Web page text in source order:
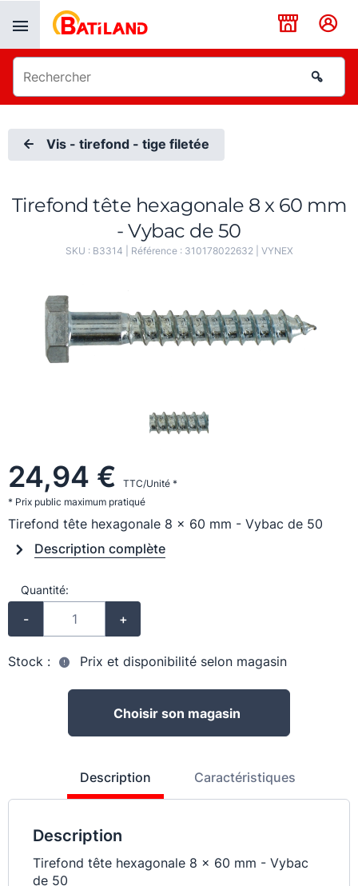
Vis - tirefond - tige filetée
Tirefond tête hexagonale 8 x 60 mm
- Vybac de 50
SKU : B3314 | Référence : 310178022632| VYNEX
24,94 €
TTC/Unité *
* Prix public maximum pratiqué
Tirefond tête hexagonale 8 x 60 mm - Vybac de 50
Description complète
Quantité:
- +
Stock : Prix et disponibilité selon magasin
Choisir son magasin
Description Caractéristiques
Description
Tirefond tête hexagonale 8 x 60 mm - Vybac
de 50
Panneau de gestion des cookies